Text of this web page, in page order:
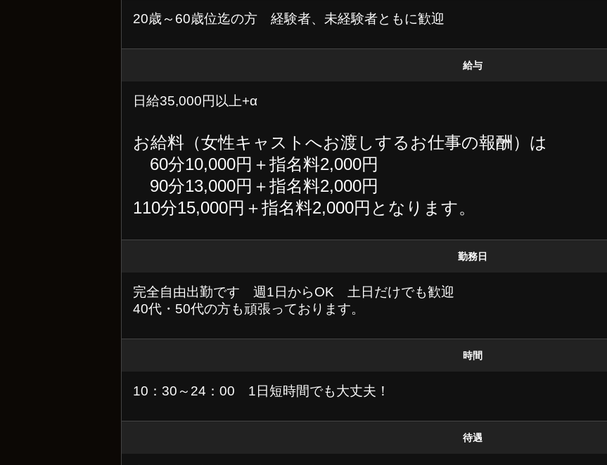
20歳～60歳位迄の方 経験者、未経験者ともに歓迎
給与
日給35,000円以上+α
お給料（女性キャストへお渡しするお仕事の報酬）は
60分10,000円＋指名料2,000円
90分13,000円＋指名料2,000円
110分15,000円＋指名料2,000円となります。
勤務日
完全自由出勤です 週1日からOK 土日だけでも歓迎
40代・50代の方も頑張っております。
時間
10：30～24：00 1日短時間でも大丈夫！
待遇